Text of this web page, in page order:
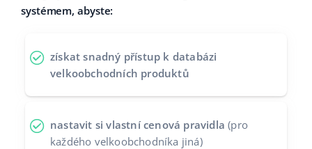
Partneřipolski
română
systémem, abyste:
získat snadný přístup k databázi
velkoobchodních produktů
nastavit si vlastní cenová pravidla (pro
každého velkoobchodníka jiná)